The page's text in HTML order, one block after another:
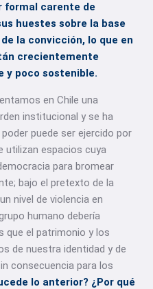
formal carente de
huestes sobre la base
la convicción, lo que en
crecientemente
y poco sostenible.
en Chile una
institucional y se ha
puede ser ejercido por
utilizan espacios cuya
para bromear
bajo el pretexto de la
nivel de violencia en
humano debería
que el patrimonio y los
de nuestra identidad y de
consecuencia para los
lo anterior? ¿Por qué